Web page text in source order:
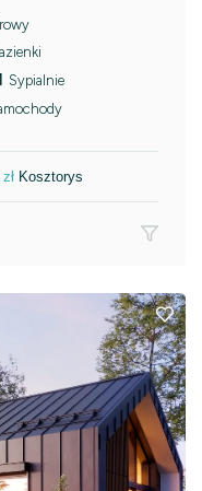
Sypialnie
zł Kosztorys